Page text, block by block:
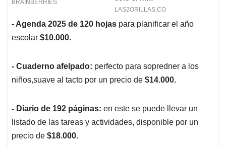
- Agenda 2025 de 120 hojas para planificar el año
escolar $10.000.
- Cuaderno afelpado: perfecto para sopredner a los
niños,suave al tacto por un precio de $14.000.
- Diario de 192 páginas: en este se puede llevar un
listado de las tareas y actividades, disponible por un
precio de $18.000.